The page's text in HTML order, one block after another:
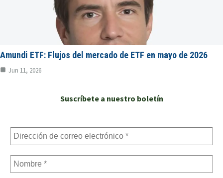
Amundi ETF: Flujos del mercado de ETF en mayo de 2026
Jun 11, 2026
Suscríbete a nuestro boletín